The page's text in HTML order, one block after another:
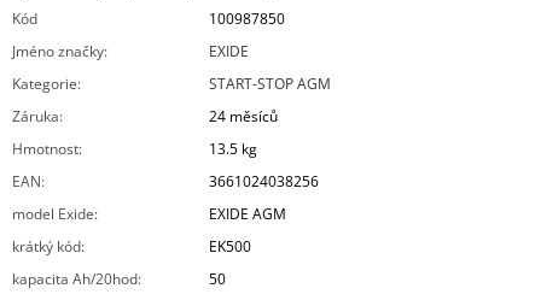
Kód
100987850
Jméno značky:
EXIDE
Kategorie:
START-STOP AGM
Záruka:
24 měsíců
Hmotnost:
13.5 kg
EAN:
3661024038256
model Exide:
EXIDE AGM
krátký kód:
EK500
kapacita Ah/20hod:
50